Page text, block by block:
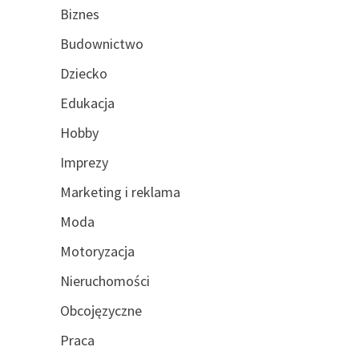
Biznes
Budownictwo
Dziecko
Edukacja
Hobby
Imprezy
Marketing i reklama
Moda
Motoryzacja
Nieruchomości
Obcojęzyczne
Praca